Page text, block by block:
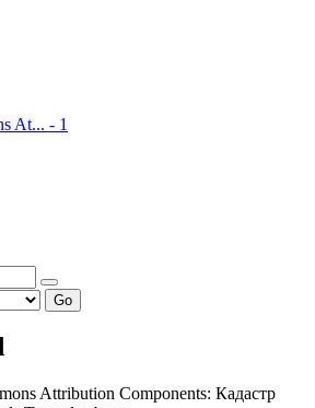
At... - 1
Go
Attribution Components: Кадастр